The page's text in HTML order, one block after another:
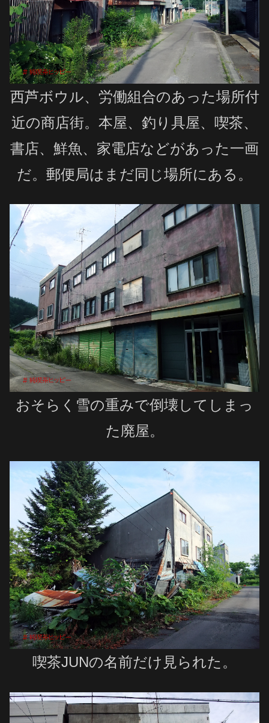
西芦ボウル、労働組合のあった場所付
近の商店街。本屋、釣り具屋、喫茶、
書店、鮮魚、家電店などがあった一画
だ。郵便局はまだ同じ場所にある。
おそらく雪の重みで倒壊してしまっ
た廃屋。
喫茶JUNの名前だけ見られた。